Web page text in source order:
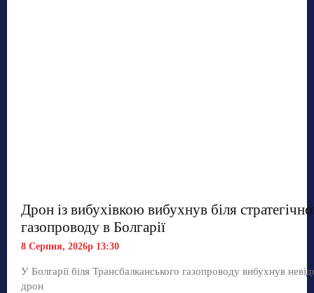
Дрон із вибухівкою вибухнув біля
газопроводу в Болгарії
8 Серпня, 2026р 13:30
У Болгарії біля Трансбалканського газопроводу вибухнув
дрон